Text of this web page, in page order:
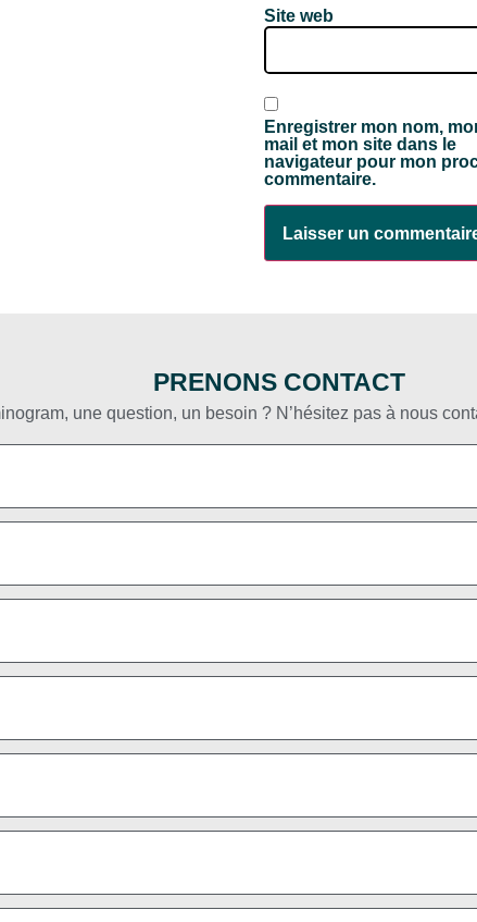
Site web
Enregistrer mon nom,
mail et mon site dans le
navigateur pour mon
commentaire.
PRENONS CONTACT
une question, un besoin ? N’hésitez pas à nous